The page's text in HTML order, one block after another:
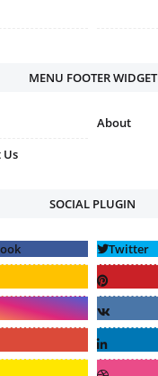
MENU FOOTER WIDGET
About
Us
SOCIAL PLUGIN